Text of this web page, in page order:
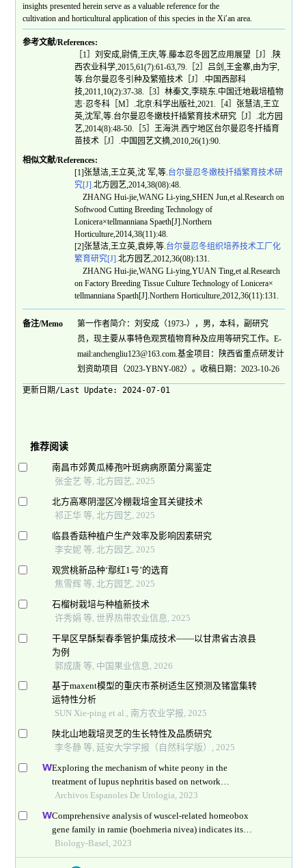
insights presented herein serve as a valuable reference for the
cultivation and horticultural application of this species in the Xi′an area.
参考文献/References:
［1］刘安成,尉倩,王庆,等.藤本忍冬园艺应用展望［J］.陕
西农业科学,2015,61(7):61-63,79.［2］吕剑,王金寨,由为宇,
等.台尔曼忍冬引种及繁殖技术［J］.中国西部科
技,2011,10(2):37-38.［3］林秦文,李晓东.中国迁地栽培植物
志·忍冬科［M］.北京:科学出版社,2021.［4］张慧洁,王立
英,沈军,等.台尔曼忍冬嫩枝扦插繁育技术研究［J］.北方园
艺,2014(8):48-50.［5］王海洪.西宁地区台尔曼忍冬扦插育
苗技术［J］.中国园艺文摘,2010,26(1):90.
相似文献/References:
[1]张慧洁,王立英,沈 军,等.台尔曼忍冬嫩枝扦插繁育技术研
究[J].北方园艺,2014,38(08):48.
ZHANG Hui-jie,WANG Li-ying,SHEN Jun,et al.Research on
Softwood Cutting Breeding Technology of
Lonicera×tellmanniana Spaeth[J].Northern
Horticulture,2014,38(11):48.
[2]张慧洁,王立英,袁婷,等.台尔曼忍冬组织培养技术工厂化
繁育研究[J].北方园艺,2012,36(08):131.
ZHANG Hui-jie,WANG Li-ying,YUAN Ting,et al.Research
on Factory Breeding Tissue Culture Technology of Lonicera×
tellmanniana Spaeth[J].Northern Horticulture,2012,36(11):131.
备注/Memo
第一作者简介：刘安成（1973-），男，本科，副研究
员，现主要从事特色观赏植物育种及应用等研究工作。E-
mail:anchengliu123@163.com.基金项目：陕西省重点研发计
划资助项目（2023-YBNY-082）。收稿日期：2023-10-26
更新日期/Last Update:2024-07-01
推荐阅读
南昌市郊黄瓜棒孢叶斑病病原菌分离鉴定
张金艺 等, 北方园艺, 2025
北方高寒阴湿区冷棚栽培金耳关键技术
祁正华 等, 北方园艺, 2025
临县香菇种植户生产效率及影响因素研究
李安妮 等, 北方园艺, 2025
观赏桃新品种‘鄢红1号’的选育
焦雪辉 等, 北方园艺, 2025
石榴树栽培与种植新技术
许秀娟 等, 世界热带农业信息, 2025
干旱区早酥梨春季管护集成技术——以甘肃省古浪县
为例
郭成唐 等, 中国果业信息, 2026
基于maxent模型的重庆市茶树适生区预测及锗富集转
运特性分析
SUN Xie-ping et al., 南方农业学报, 2025
陕北山地栽培灵芝的生长特性及品质研究
李冬静 等, 延安大学学报（自然科学版）, 2025
Exploring the mechanism of white peony in the
treatment of lupus nephritis based on network
pharmacology and molecular docking
Archivos Espanoles De Urologia, 2023
Comprehensive analysis of wuscel-related homeobox
gene family in ramie (boehmeria nivea) indicates its
potential role in adventitious root development
Biology-Basel, 2023